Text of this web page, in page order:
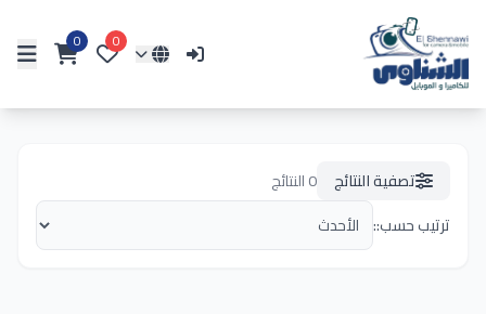
0
0
تصفية النتائج 0النتائج
ترتيب حسب::